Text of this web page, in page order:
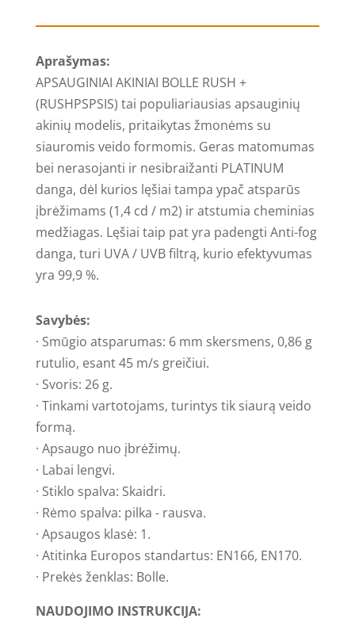
akiniai
RUSH+
small
Aprašymas:
APSAUGINIAI AKINIAI BOLLE RUSH +
(RUSHPSPSIS) tai populiariausias apsauginių
akinių modelis, pritaikytas žmonėms su
siauromis veido formomis. Geras matomumas
bei nerasojanti ir nesibraižanti PLATINUM
danga, dėl kurios lęšiai tampa ypač atsparūs
įbrėžimams (1,4 cd / m2) ir atstumia cheminias
medžiagas. Lęšiai taip pat yra padengti Anti-fog
danga, turi UVA / UVB filtrą, kurio efektyvumas
yra 99,9 %.
Savybės:
· Smūgio atsparumas: 6 mm skersmens, 0,86 g
rutulio, esant 45 m/s greičiui.
· Svoris: 26 g.
· Tinkami vartotojams, turintys tik siaurą veido
formą.
· Apsaugo nuo įbrėžimų.
· Labai lengvi.
· Stiklo spalva: Skaidri.
· Rėmo spalva: pilka - rausva.
· Apsaugos klasė: 1.
· Atitinka Europos standartus: EN166, EN170.
· Prekės ženklas: Bolle.
NAUDOJIMO INSTRUKCIJA: